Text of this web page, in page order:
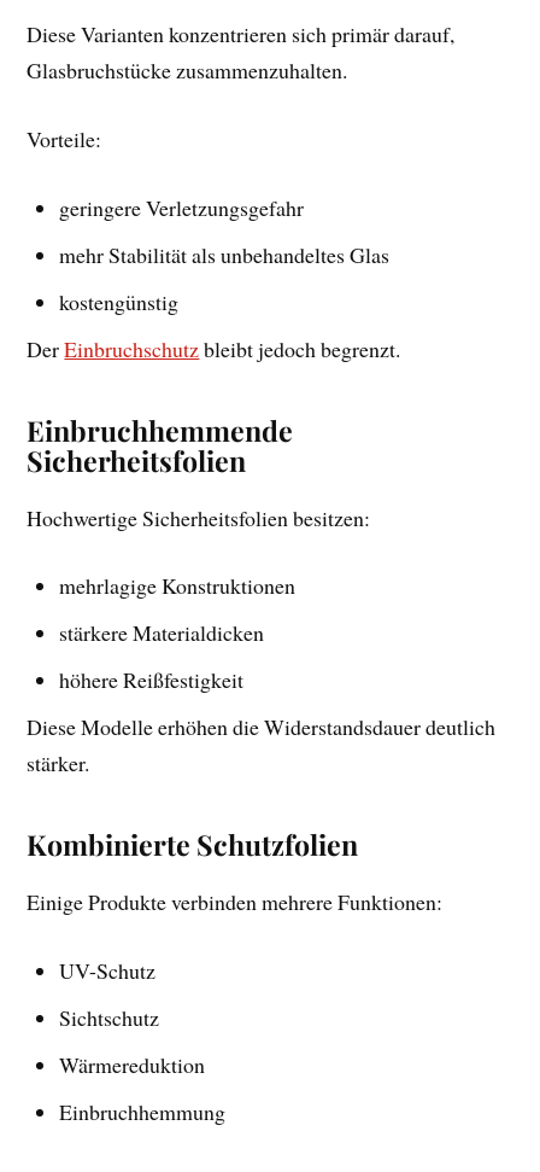
Diese Varianten konzentrieren sich primär darauf,
Glasbruchstücke zusammenzuhalten.
Vorteile:
geringere Verletzungsgefahr
mehr Stabilität als unbehandeltes Glas
kostengünstig
DerEinbruchschutzbleibt jedoch begrenzt.
Einbruchhemmende
Sicherheitsfolien
Hochwertige Sicherheitsfolien besitzen:
mehrlagige Konstruktionen
stärkere Materialdicken
höhere Reißfestigkeit
Diese Modelle erhöhen die Widerstandsdauer deutlich
stärker.
Kombinierte Schutzfolien
Einige Produkte verbinden mehrere Funktionen:
UV-Schutz
Sichtschutz
Wärmereduktion
Einbruchhemmung